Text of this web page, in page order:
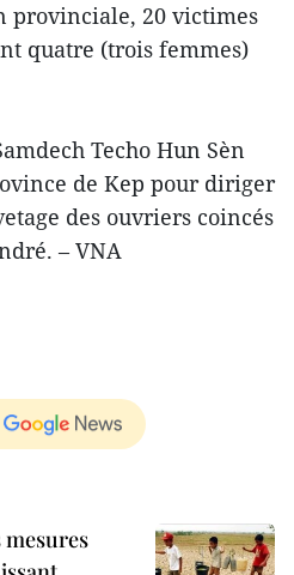
provinciale, 20 victimes
quatre (trois femmes)
Techo Hun Sèn
de Kep pour diriger
des ouvriers coincés
– VNA